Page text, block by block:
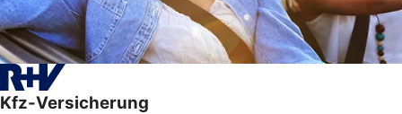
Kfz-Versicherung